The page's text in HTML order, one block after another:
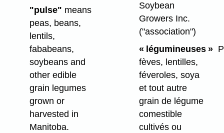
"pulse" means
peas, beans,
lentils,
fababeans,
soybeans and
other edible
grain legumes
grown or
harvested in
Manitoba.
Soybean
Growers Inc.
("association")
« légumineuses »
fèves, lentilles,
féveroles, soya
et tout autre
grain de légume
comestible
cultivés ou